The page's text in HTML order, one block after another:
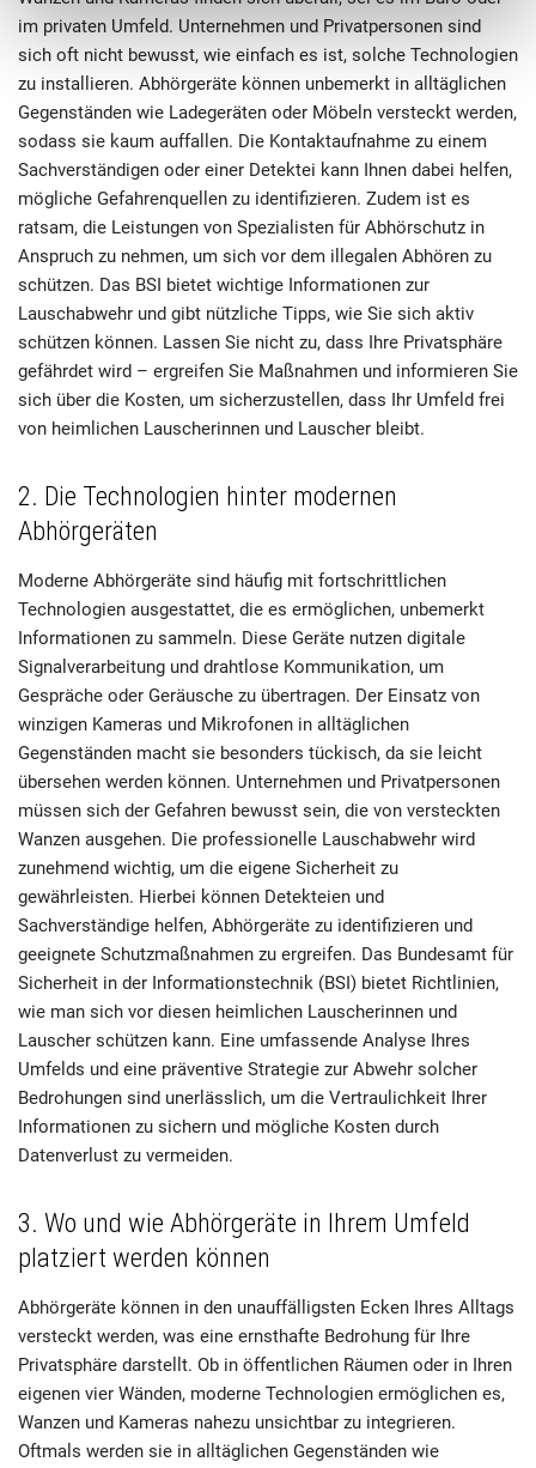
im privaten Umfeld. Unternehmen und Privatpersonen sind
sich oft nicht bewusst, wie einfach es ist, solche Technologien
zu installieren. Abhörgeräte können unbemerkt in alltäglichen
Gegenständen wie Ladegeräten oder Möbeln versteckt werden,
sodass sie kaum auffallen. Die Kontaktaufnahme zu einem
Sachverständigen oder einer Detektei kann Ihnen dabei helfen,
mögliche Gefahrenquellen zu identifizieren. Zudem ist es
ratsam, die Leistungen von Spezialisten für Abhörschutz in
Anspruch zu nehmen, um sich vor dem illegalen Abhören zu
schützen. Das BSI bietet wichtige Informationen zur
Lauschabwehr und gibt nützliche Tipps, wie Sie sich aktiv
schützen können. Lassen Sie nicht zu, dass Ihre Privatsphäre
gefährdet wird – ergreifen Sie Maßnahmen und informieren Sie
sich über die Kosten, um sicherzustellen, dass Ihr Umfeld frei
von heimlichen Lauscherinnen und Lauscher bleibt.
2. Die Technologien hinter modernen
Abhörgeräten
Moderne Abhörgeräte sind häufig mit fortschrittlichen
Technologien ausgestattet, die es ermöglichen, unbemerkt
Informationen zu sammeln. Diese Geräte nutzen digitale
Signalverarbeitung und drahtlose Kommunikation, um
Gespräche oder Geräusche zu übertragen. Der Einsatz von
winzigen Kameras und Mikrofonen in alltäglichen
Gegenständen macht sie besonders tückisch, da sie leicht
übersehen werden können. Unternehmen und Privatpersonen
müssen sich der Gefahren bewusst sein, die von versteckten
Wanzen ausgehen. Die professionelle Lauschabwehr wird
zunehmend wichtig, um die eigene Sicherheit zu
gewährleisten. Hierbei können Detekteien und
Sachverständige helfen, Abhörgeräte zu identifizieren und
geeignete Schutzmaßnahmen zu ergreifen. Das Bundesamt für
Sicherheit in der Informationstechnik (BSI) bietet Richtlinien,
wie man sich vor diesen heimlichen Lauscherinnen und
Lauscher schützen kann. Eine umfassende Analyse Ihres
Umfelds und eine präventive Strategie zur Abwehr solcher
Bedrohungen sind unerlässlich, um die Vertraulichkeit Ihrer
Informationen zu sichern und mögliche Kosten durch
Datenverlust zu vermeiden.
3. Wo und wie Abhörgeräte in Ihrem Umfeld
platziert werden können
Abhörgeräte können in den unauffälligsten Ecken Ihres Alltags
versteckt werden, was eine ernsthafte Bedrohung für Ihre
Privatsphäre darstellt. Ob in öffentlichen Räumen oder in Ihren
eigenen vier Wänden, moderne Technologien ermöglichen es,
Wanzen und Kameras nahezu unsichtbar zu integrieren.
Oftmals werden sie in alltäglichen Gegenständen wie